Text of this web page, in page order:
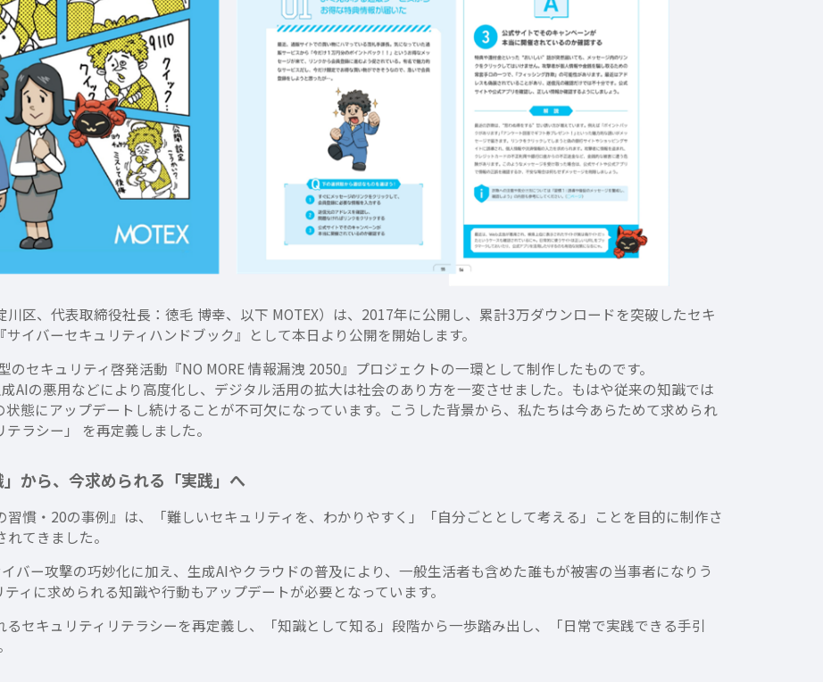
区、代表取締役社長：徳毛 博幸、以下 MOTEX）は、2017年に公開し、累計3万ダウンロードを突破したセキ
イバーセキュリティハンドブック』として本日より公開を開始します。
セキュリティ啓発活動『NO MORE 情報漏洩 2050』プロジェクトの一環として制作したものです。
AIの悪用などにより高度化し、デジタル活用の拡大は社会のあり方を一変させました。もはや従来の知識では
態にアップデートし続けることが不可欠になっています。こうした背景から、私たちは今あらためて求められ
ラシー」 を再定義しました。
から、今求められる「実践」へ
慣・20の事例』は、「難しいセキュリティを、わかりやすく」「自分ごととして考える」ことを目的に制作さ
てきました。
バー攻撃の巧妙化に加え、生成AIやクラウドの普及により、一般生活者も含めた誰もが被害の当事者になりう
ィに求められる知識や行動もアップデートが必要となっています。
セキュリティリテラシーを再定義し、「知識として知る」段階から一歩踏み出し、「日常で実践できる手引